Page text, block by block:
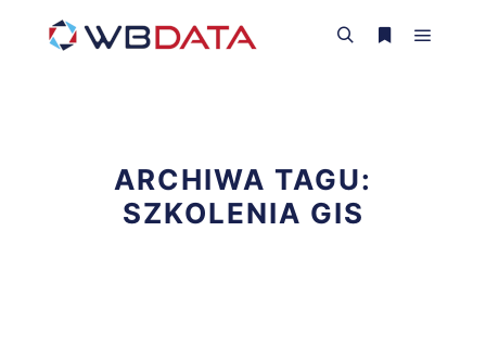
ARCHIWA TAGU:
SZKOLENIA GIS